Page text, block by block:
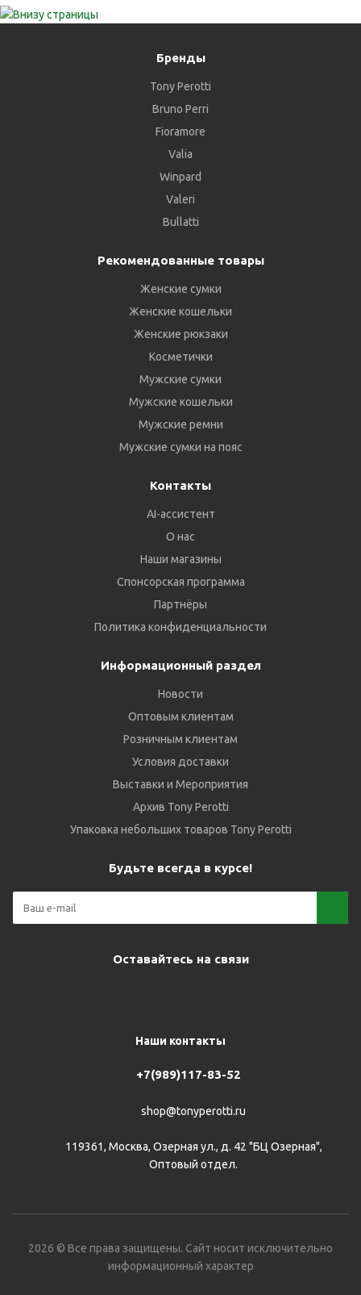
Бренды
Tony Perotti
Bruno Perri
Fioramore
Valia
Winpard
Valeri
Bullatti
Рекомендованные товары
Женские сумки
Женские кошельки
Женские рюкзаки
Косметички
Мужские сумки
Мужские кошельки
Мужские ремни
Мужские сумки на пояс
Контакты
AI-ассистент
О нас
Наши магазины
Спонсорская программа
Партнёры
Политика конфиденциальности
Информационный раздел
Новости
Оптовым клиентам
Розничным клиентам
Условия доставки
Выставки и Мероприятия
Архив Tony Perotti
Упаковка небольших товаров Tony Perotti
Будьте всегда в курсе!
Оставайтесь на связи
Наши контакты
+7(989)117-83-52
shop@tonyperotti.ru
119361, Москва, Озерная ул., д. 42 "БЦ Озерная",
Оптовый отдел.
2026 © Все права защищены. Сайт носит исключительно
информационный характер